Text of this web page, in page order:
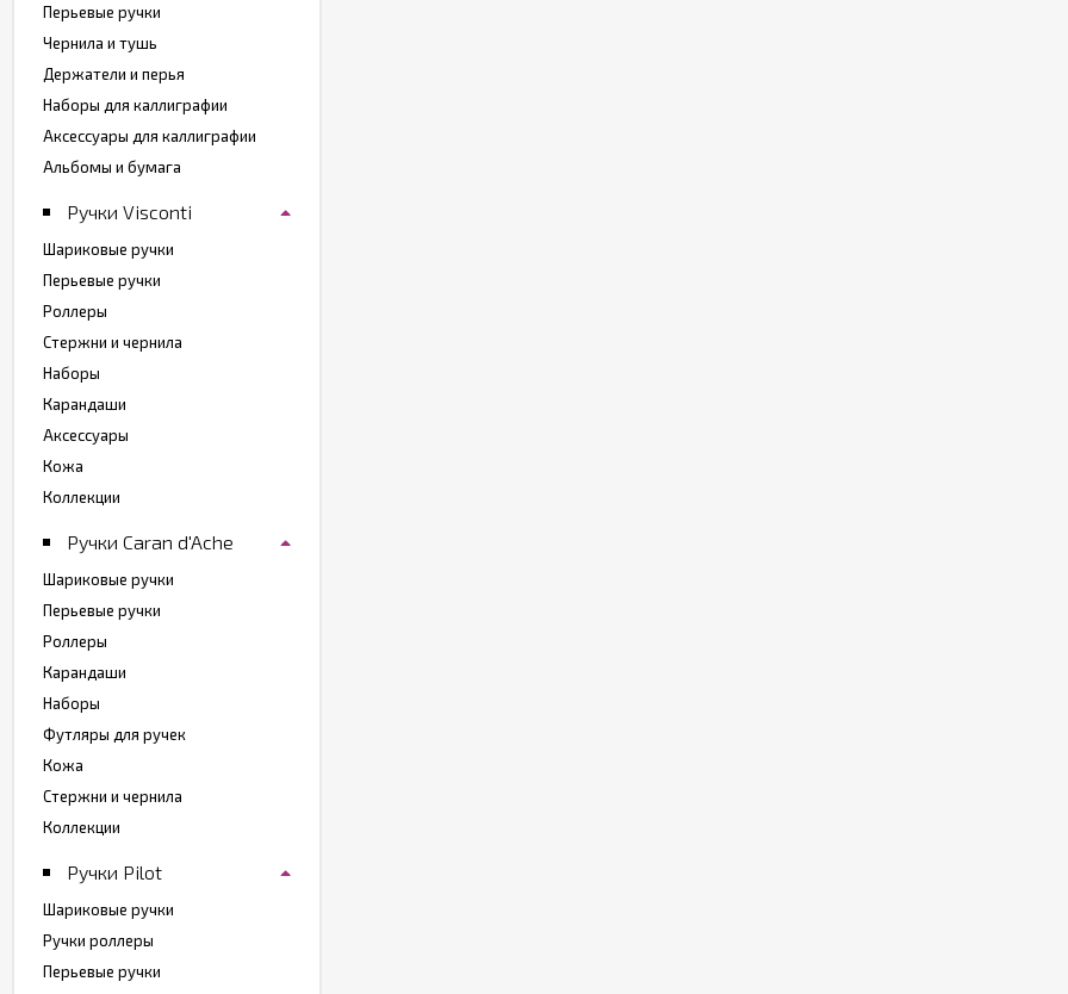
Перьевые ручки
Чернила и тушь
Держатели и перья
Наборы для каллиграфии
Аксессуары для каллиграфии
Альбомы и бумага
Ручки Visconti
Шариковые ручки
Перьевые ручки
Роллеры
Стержни и чернила
Наборы
Карандаши
Аксессуары
Кожа
Коллекции
Ручки Caran d'Ache
Шариковые ручки
Перьевые ручки
Роллеры
Карандаши
Наборы
Футляры для ручек
Кожа
Стержни и чернила
Коллекции
Ручки Pilot
Шариковые ручки
Ручки роллеры
Перьевые ручки